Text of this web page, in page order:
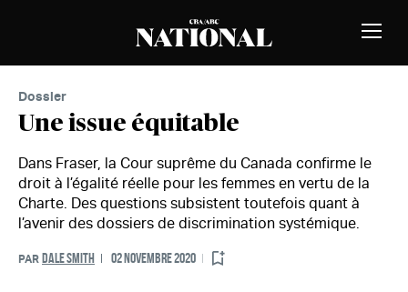
Dossier
Une issue équitable
Dans Fraser, la Cour suprême du Canada confirme le
droit à l’égalité réelle pour les femmes en vertu de la
Charte. Des questions subsistent toutefois quant à
l’avenir des dossiers de discrimination systémique.
PAR DALE SMITH 02 NOVEMBRE 2020